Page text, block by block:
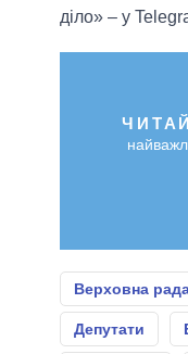
діло» – у
Верховна
Депутати